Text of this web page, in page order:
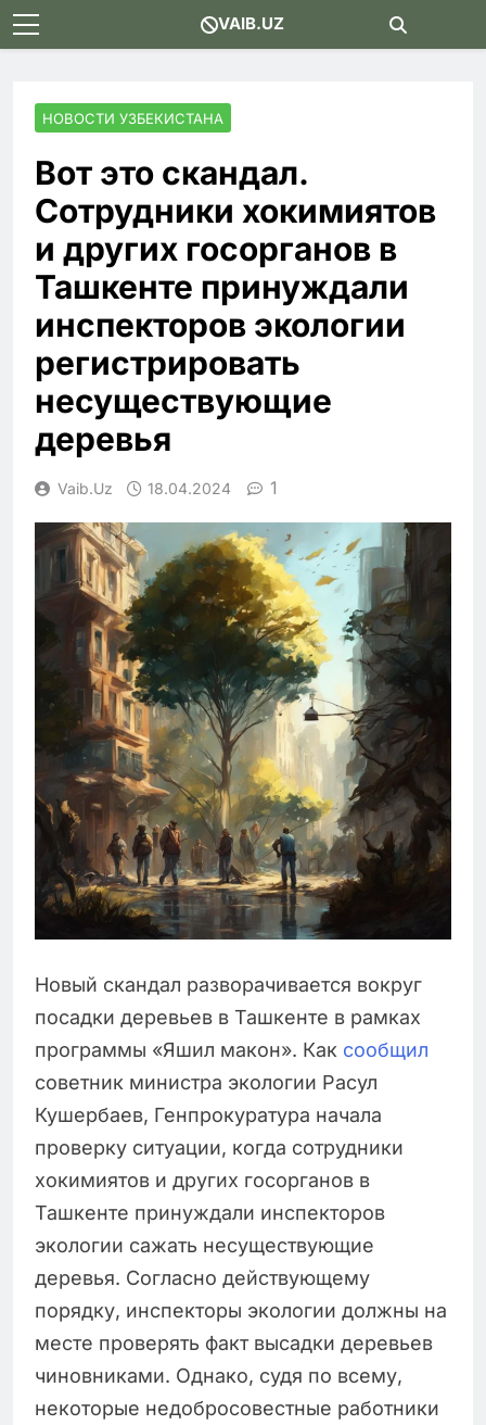
Skip
to
VAIB.UZ
НОВОСТИ УЗБЕКИСТАНА
Вот это скандал.
Сотрудники хокимиятов
и других госорганов в
Ташкенте принуждали
инспекторов экологии
регистрировать
несуществующие
деревья
Vaib.uz 18.04.2024 1
Новый скандал разворачивается вокруг
посадки деревьев в Ташкенте в рамках
программы «Яшил макон». Как сообщил
советник министра экологии Расул
Кушербаев, Генпрокуратура начала
проверку ситуации, когда сотрудники
хокимиятов и других госорганов в
Ташкенте принуждали инспекторов
экологии сажать несуществующие
деревья. Согласно действующему
порядку, инспекторы экологии должны на
месте проверять факт высадки деревьев
чиновниками. Однако, судя по всему,
некоторые недобросовестные работники